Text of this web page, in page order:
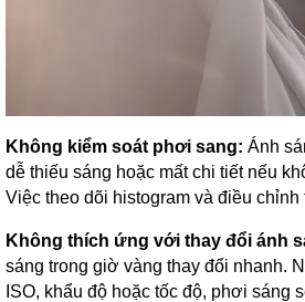
Không kiểm soát phơi sang: Ánh
dễ thiếu sáng hoặc mất chi tiết nếu
Việc theo dõi histogram và điều chỉnh
Không thích ứng với thay đổi ánh
sáng trong giờ vàng thay đổi nhanh.
ISO, khẩu độ hoặc tốc độ, phơi sáng